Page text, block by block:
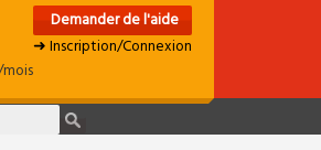
Demander de l'aide
➜ Inscription/Connexion